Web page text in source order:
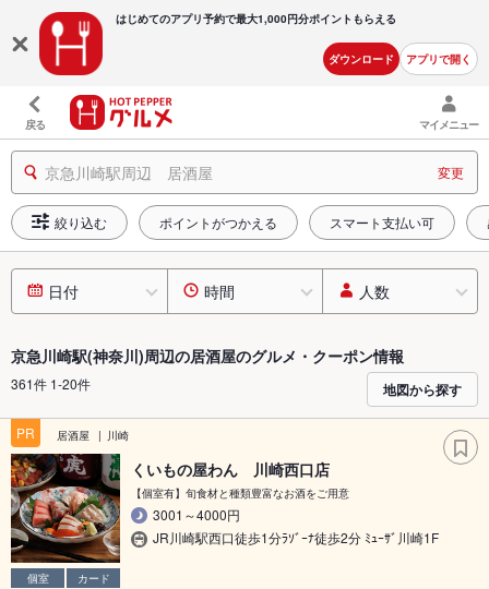
はじめてのアプリ予約で最大1,000円分ポイントもらえる
ダウンロード アプリで開く
戻る マイメニュー
京急川崎駅周辺 居酒屋 変更
絞り込む ポイントがつかえる スマート支払い可
日付 時間 人数
京急川崎駅(神奈川)周辺の居酒屋のグルメ・クーポン情報
361件 1-20件 地図から探す
PR 居酒屋 川崎
個室
カード
くいもの屋わん 川崎西口店
【個室有】旬食材と種類豊富なお酒をご用意
3001～4000円
JR川崎駅西口徒歩1分ﾗｿﾞｰﾅ徒歩2分 ﾐｭｰｻﾞ川崎1F